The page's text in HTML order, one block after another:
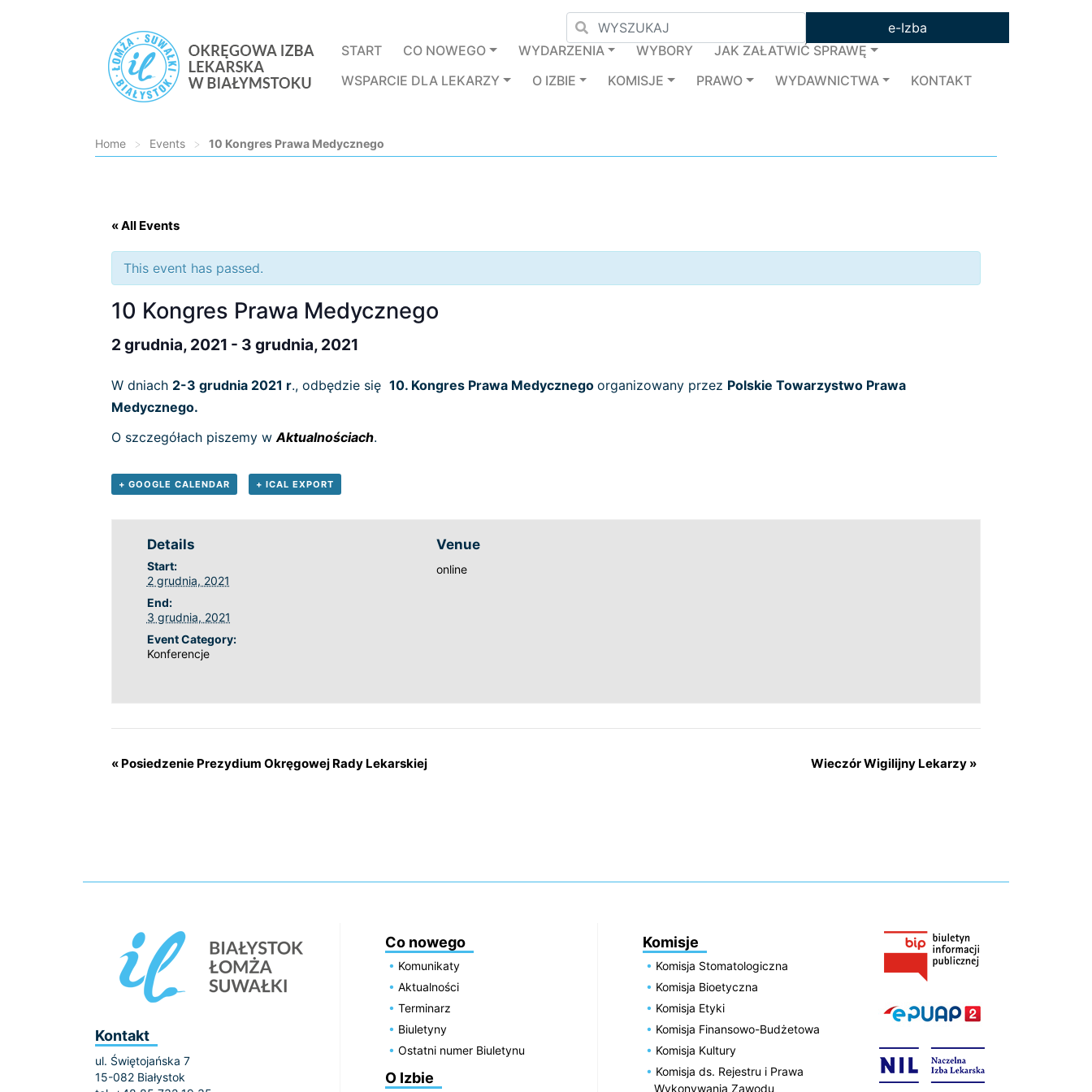
e-Izba
START
CO NOWEGO WYDARZENIA WYBORY
JAK ZAŁATWIĆ SPRAWĘ
WSPARCIE DLA LEKARZY
O IZBIE KOMISJE PRAWO WYDAWNICTWA KONTAKT
Home > Events > 10 Kongres Prawa Medycznego
« All Events
This event has passed.
10 Kongres Prawa Medycznego
2 grudnia, 2021 - 3 grudnia, 2021
W dniach 2-3 grudnia 2021 r., odbędzie się 10. Kongres Prawa Medycznego organizowany przez Polskie Towarzystwo Prawa
Medycznego.
O szczegółach piszemy w Aktualnościach.
+ GOOGLE CALENDAR + ICAL EXPORT
Details
Start:
2 grudnia, 2021
End:
3 grudnia, 2021
Event Category:
Konferencje
Venue
online
« Posiedzenie Prezydium Okręgowej Rady Lekarskiej Wieczór Wigilijny Lekarzy »
Kontakt
ul. Świętojańska 7
15-082 Białystok
Co nowego
Komunikaty
Aktualności
Terminarz
Biuletyny
Ostatni numer Biuletynu
O Izbie
Komisje
Komisja Stomatologiczna
Komisja Bioetyczna
Komisja Etyki
Komisja Finansowo-Budżetowa
Komisja Kultury
Komisja ds. Rejestru i Prawa
Wykonywania Zawodu